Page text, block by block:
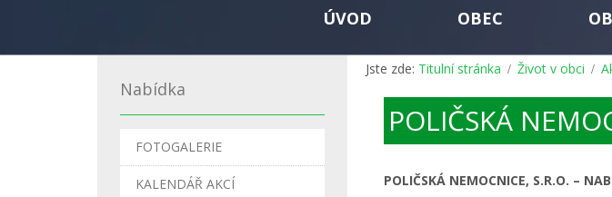
ÚVOD OBEC
Nabídka
FOTOGALERIE
KALENDÁŘ AKCÍ
Jste zde: Titulní stránka Život v obci
POLIČSKÁ
POLIČSKÁ NEMOCNICE, S.R.O. –